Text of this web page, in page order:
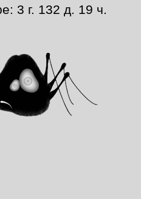
3 г. 132 д. 19 ч.